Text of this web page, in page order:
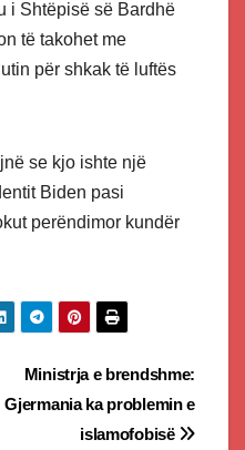
i Shtëpisë së Bardhë
të takohet me
për shkak të luftës
se kjo ishte një
Biden pasi
perëndimor kundër
Ministrja e brendshme:
Gjermania ka problemin e
islamofobisë